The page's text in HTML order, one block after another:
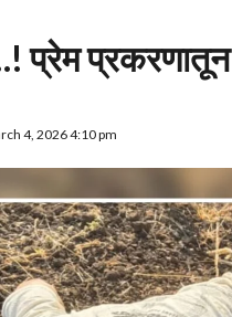
प्रेम
4, 2026 4:10 pm